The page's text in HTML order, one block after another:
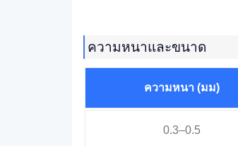
ความหนาและขนาด
ความหนา (มม)
0.3–0.5